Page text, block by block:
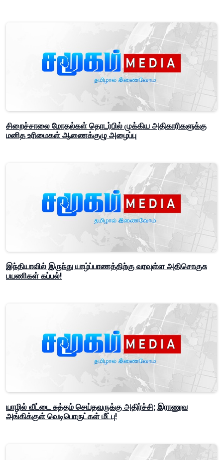
சிறைச்சாலை மோதல்கள் தொடர்பில் முக்கிய அதிகாரிகளுக்கு
மனித உரிமைகள் ஆணைக்குழு அழைப்பு
இந்தியாவில் இருந்து யாழ்ப்பாணத்திற்கு வரவுள்ள அதிசொகுசு
பயணிகள் கப்பல்!
யாழில் வீட்டை சுத்தம் செய்தவருக்கு அதிர்ச்சி; இராணுவ
அங்கிக்குள் வெடிபொருட்கள் மீட்பு!